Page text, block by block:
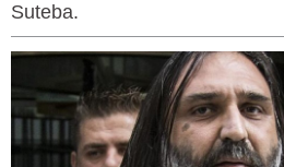
Suteba.